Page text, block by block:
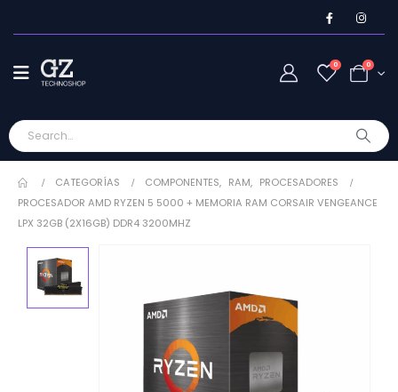
0 0
CATEGORÍAS COMPONENTES, RAM, PROCESADORES
PROCESADOR AMD RYZEN 5 5000 + MEMORIA RAM CORSAIR VENGEANCE
LPX 32GB (2X16GB) DDR4 3200MHZ